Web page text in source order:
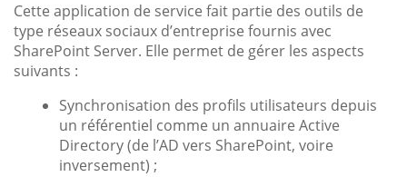
Cette application de service fait partie des outils de
type réseaux sociaux d’entreprise fournis avec
SharePoint Server. Elle permet de gérer les aspects
suivants :
Synchronisation des profils utilisateurs depuis
un référentiel comme un annuaire Active
Directory (de l’AD vers SharePoint, voire
inversement) ;